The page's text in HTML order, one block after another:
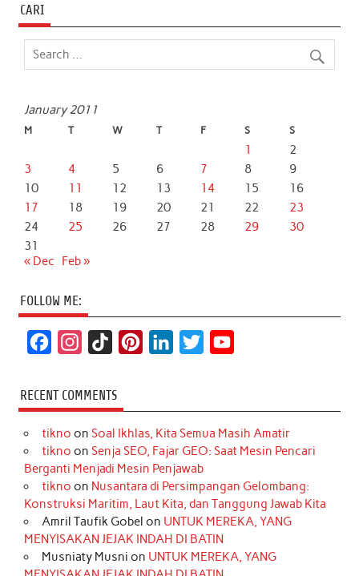
CARI
January 2011
M T W T F S S
1
2
3
4 5 6 7 8
9
10
11 12 13 14 15
16
17
18 19 20 21 22
23
24
25 26 27 28 29
30
31
« Dec
Feb »
FOLLOW ME:
c
e
b
o
k
s
t
a
r
a
m
k
T
o
k
t
e
r
e
s
t
k
e
d
I
n
t
t
r
T
u
e
RECENT COMMENTS
tikno on Soal Ikhlas, Kita Semua Masih Amatir
tikno on Senja SEO, Fajar GEO: Saat Mesin Pencari
Berganti Menjadi Mesin Penjawab
tikno on Nusantara di Persimpangan Gelombang:
Konstruksi Maritim, Laut Kita, dan Tanggung Jawab Kita
Amril Taufik Gobel on UNTUK MEREKA, YANG
MENYISAKAN JEJAK INDAH DI BATIN
Musniaty Musni on UNTUK MEREKA, YANG